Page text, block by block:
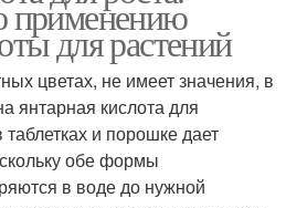
применению
для растений
цветах, не имеет значения, в
янтарная кислота для
и порошке дает
обе формы
в воде до нужной